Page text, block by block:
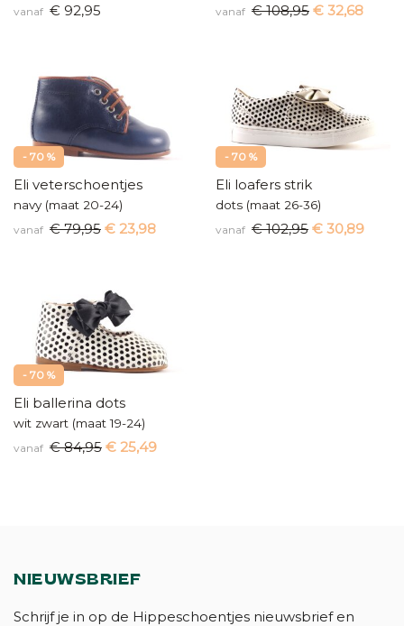
vanaf € 92,95 vanaf € 108,95 € 32,68
- 70 %
Eli veterschoentjes
navy (maat 20-24)
vanaf € 79,95 € 23,98
- 70 %
Eli loafers strik
dots (maat 26-36)
vanaf € 102,95 € 30,89
- 70 %
Eli ballerina dots
wit zwart (maat 19-24)
vanaf € 84,95 € 25,49
NIEUWSBRIEF
Schrijf je in op de Hippeschoentjes nieuwsbrief en